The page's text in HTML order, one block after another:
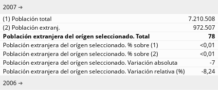
2007
7.210.508
972.507
78
<0,01
<0,01
-7
-8,24
2006